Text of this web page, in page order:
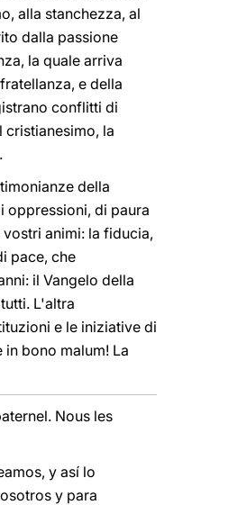
alla stanchezza, al
dalla passione
la quale arriva
e della
conflitti di
la
della
oppressioni, di paura
animi: la fiducia,
pace, che
il Vangelo della
L'altra
e le iniziative di
bono malum! La
Nous les
y así lo
y para